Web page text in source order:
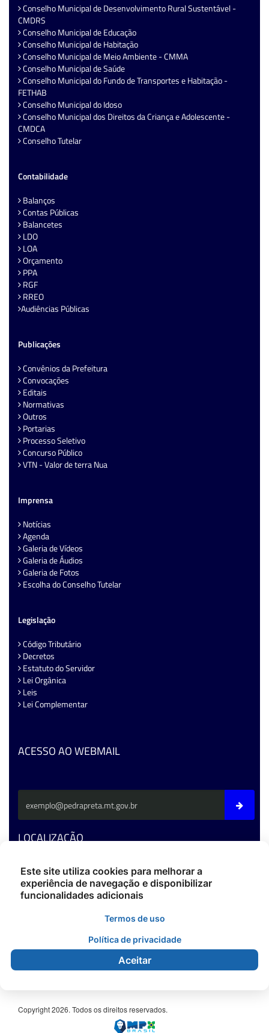
Conselho Municipal de Desenvolvimento Rural Sustentável -
CMDRS
Conselho Municipal de Educação
Conselho Municipal de Habitação
Conselho Municipal de Meio Ambiente - CMMA
Conselho Municipal de Saúde
Conselho Municipal do Fundo de Transportes e Habitação -
FETHAB
Conselho Municipal do Idoso
Conselho Municipal dos Direitos da Criança e Adolescente -
CMDCA
Conselho Tutelar
Contabilidade
Balanços
Contas Públicas
Balancetes
LDO
LOA
Orçamento
PPA
RGF
RREO
Audiências Públicas
Publicações
Convênios da Prefeitura
Convocações
Editais
Normativas
Outros
Portarias
Processo Seletivo
Concurso Público
VTN - Valor de terra Nua
Imprensa
Notícias
Agenda
Galeria de Vídeos
Galeria de Áudios
Galeria de Fotos
Escolha do Conselho Tutelar
Legislação
Código Tributário
Decretos
Estatuto do Servidor
Lei Orgânica
Leis
Lei Complementar
ACESSO AO WEBMAIL
LOCALIZAÇÃO
Av. Fernando C. Da Costa - CEP: 78795-000 - Pedra Preta/MT
Fone: (66) 3486-4400
ouvidoria@pedrapreta.mt.gov.br
De Segunda à Sexta.
Copyright 2026. Todos os direitos reservados.
Este site utiliza cookies para melhorar a
experiência de navegação e disponibilizar
funcionalidades adicionais
Termos de uso
Política de privacidade
Aceitar